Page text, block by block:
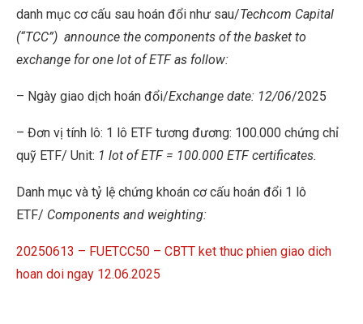
danh mục cơ cấu sau hoán đổi như sau/Techcom Capital
(“TCC”) announce the components of the basket to
exchange for one lot of ETF as follow:
– Ngày giao dịch hoán đổi/Exchange date: 12/06/2025
– Đơn vị tính lô: 1 lô ETF tương đương: 100.000 chứng chỉ
quỹ ETF/ Unit: 1 lot of ETF = 100.000 ETF certificates.
Danh mục và tỷ lệ chứng khoán cơ cấu hoán đổi 1 lô
ETF/ Components and weighting:
20250613 – FUETCC50 – CBTT ket thuc phien giao dich
hoan doi ngay 12.06.2025